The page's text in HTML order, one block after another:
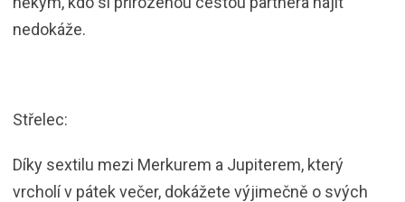
nedokáže.
Střelec:
Díky sextilu mezi Merkurem a Jupiterem, který
vrcholí v pátek večer, dokážete výjimečně o svých